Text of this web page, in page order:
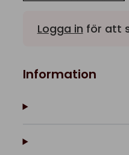
Logga in för att
Information